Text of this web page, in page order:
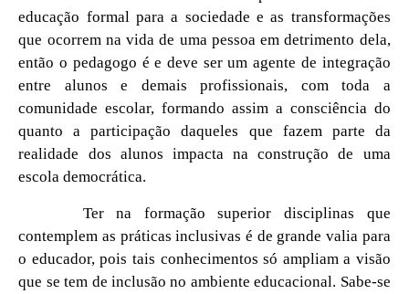
educação formal para a sociedade e as transformações
que ocorrem na vida de uma pessoa em detrimento dela,
então o pedagogo é e deve ser um agente de integração
entre alunos e demais profissionais, com toda a
comunidade escolar, formando assim a consciência do
quanto a participação daqueles que fazem parte da
realidade dos alunos impacta na construção de uma
escola democrática.
Ter na formação superior disciplinas que
contemplem as práticas inclusivas é de grande valia para
o educador, pois tais conhecimentos só ampliam a visão
que se tem de inclusão no ambiente educacional. Sabe-se